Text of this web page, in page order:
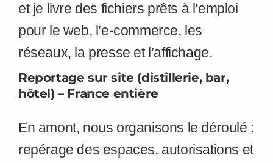
et je livre des fichiers prêts à l’emploi
pour le web, l’e-commerce, les
réseaux, la presse et l’affichage.
Reportage sur site (distillerie, bar,
hôtel) – France entière
En amont, nous organisons le déroulé :
repérage des espaces, autorisations et